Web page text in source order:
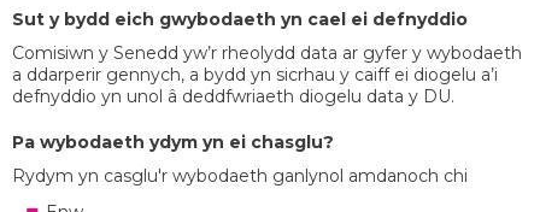
Sut y bydd eich gwybodaeth yn cael ei defnyddio
Comisiwn y Senedd yw’r rheolydd data ar gyfer y wybodaeth
a ddarperir gennych, a bydd yn sicrhau y caiff ei diogelu a’i
defnyddio yn unol â deddfwriaeth diogelu data y DU.
Pa wybodaeth ydym yn ei chasglu?
Rydym yn casglu'r wybodaeth ganlynol amdanoch chi